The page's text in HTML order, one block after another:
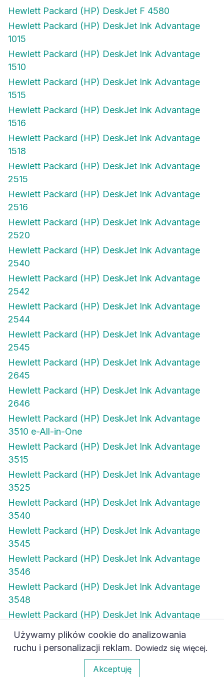
0
Hewlett Packard (HP) DeskJet F 4580
Hewlett Packard (HP) DeskJet Ink Advantage
Hewlett Packard (HP) DeskJet Ink Advantage
Hewlett Packard (HP) DeskJet Ink Advantage
Hewlett Packard (HP) DeskJet Ink Advantage
Hewlett Packard (HP) DeskJet Ink Advantage
Hewlett Packard (HP) DeskJet Ink Advantage
Hewlett Packard (HP) DeskJet Ink Advantage
Hewlett Packard (HP) DeskJet Ink Advantage
Hewlett Packard (HP) DeskJet Ink Advantage
Hewlett Packard (HP) DeskJet Ink Advantage
Hewlett Packard (HP) DeskJet Ink Advantage
Hewlett Packard (HP) DeskJet Ink Advantage
Hewlett Packard (HP) DeskJet Ink Advantage
Hewlett Packard (HP) DeskJet Ink Advantage
Hewlett Packard (HP) DeskJet Ink Advantage
3510 e-All-in-One
Hewlett Packard (HP) DeskJet Ink Advantage
Hewlett Packard (HP) DeskJet Ink Advantage
Hewlett Packard (HP) DeskJet Ink Advantage
Hewlett Packard (HP) DeskJet Ink Advantage
Hewlett Packard (HP) DeskJet Ink Advantage
Hewlett Packard (HP) DeskJet Ink Advantage
Hewlett Packard (HP) DeskJet Ink Advantage
4515
Hewlett Packard (HP) DeskJet Ink Advantage
4615
Hewlett Packard (HP) DeskJet Ink Advantage
ruchu i personalizacji reklam.Dowiedz się więcej
Akceptuję